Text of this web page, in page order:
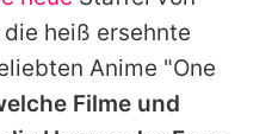
heiß ersehnte
Anime "One
Filme und